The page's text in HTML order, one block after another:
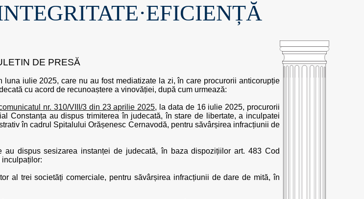
DE PRESĂ
iulie 2025, care nu au fost mediatizate la zi, în care procurorii anticorupție
cu acord de recunoaștere a vinovăției, după cum urmează:
nr. 310/VIII/3 din 23 aprilie 2025, la data de 16 iulie 2025, procurorii
Constanța au dispus trimiterea în judecată, în stare de libertate, a inculpatei
în cadrul Spitalului Orășenesc Cernavodă, pentru săvârșirea infracțiunii de
au dispus sesizarea instanței de judecată, în baza dispozițiilor art. 483 Cod
al trei societăți comerciale, pentru săvârșirea infracțiunii de dare de mită, în